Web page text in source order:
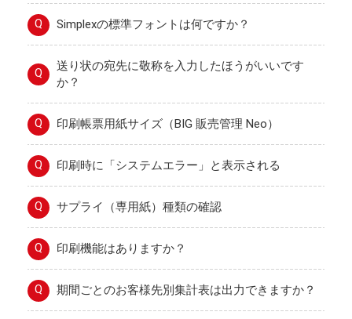
Q Simplexの標準フォントは何ですか？
Q
送り状の宛先に敬称を入力したほうがいいです
か？
Q 印刷帳票用紙サイズ（BIG 販売管理 Neo）
Q 印刷時に「システムエラー」と表示される
Q サプライ（専用紙）種類の確認
Q 印刷機能はありますか？
Q 期間ごとのお客様先別集計表は出力できますか？